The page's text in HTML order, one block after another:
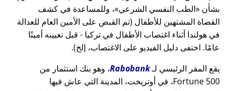
بشأن
الطب النفسي الشرعي ، وللمساعدة في كشف
القضاة المشتهين للأطفال (تم القبض على الأمين العام للعدالة
في هولندا أثناء اغتصاب الأطفال في تركيا - قبل تعيينه أمينًا
عامًا. اختفى دليل الفيديو على الاغتصاب، إلخ).
يقع المقر الرئيسي لـRabobank، وهو بنك استثمار من
Fortune 500، في أوتريخت، المدينة التي عاش فيها